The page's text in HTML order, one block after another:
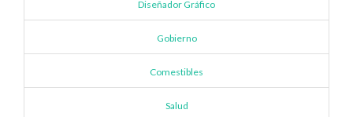
Diseñador Gráfico
Gobierno
Comestibles
Salud